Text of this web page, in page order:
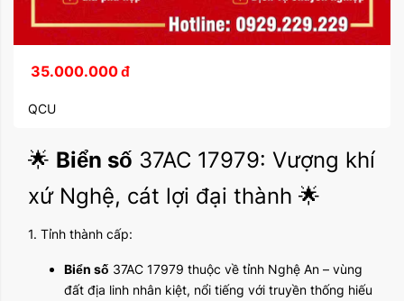
35.000.000đ
QCU
🌟 Biển số 37AC 17979: Vượng khí
xứ Nghệ, cát lợi đại thành 🌟
1. Tỉnh thành cấp:
Biển số 37AC 17979 thuộc về tỉnh Nghệ An – vùng
đất địa linh nhân kiệt, nổi tiếng với truyền thống hiếu